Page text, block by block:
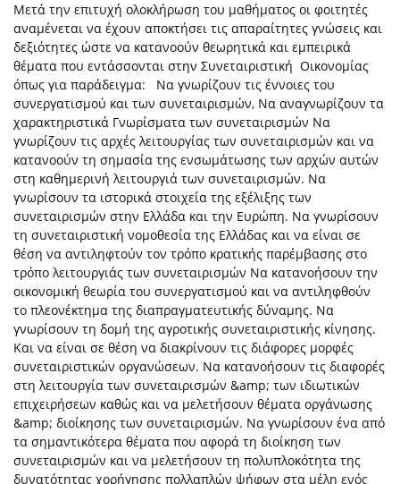
Μετά την επιτυχή ολοκλήρωση του μαθήματος οι φοιτητές
αναμένεται να έχουν αποκτήσει τις απαραίτητες γνώσεις και
δεξιότητες ώστε να κατανοούν θεωρητικά και εμπειρικά
θέματα που εντάσσονται στην Συνεταιριστική Οικονομίας
όπως για παράδειγμα: Να γνωρίζουν τις έννοιες του
συνεργατισμού και των συνεταιρισμών, Να αναγνωρίζουν τα
χαρακτηριστικά Γνωρίσματα των συνεταιρισμών Να
γνωρίζουν τις αρχές λειτουργίας των συνεταιρισμών και να
κατανοούν τη σημασία της ενσωμάτωσης των αρχών αυτών
στη καθημερινή λειτουργιά των συνεταιρισμών. Να
γνωρίσουν τα ιστορικά στοιχεία της εξέλιξης των
συνεταιρισμών στην Ελλάδα και την Ευρώπη. Να γνωρίσουν
τη συνεταιριστική νομοθεσία της Ελλάδας και να είναι σε
θέση να αντιληφτούν τον τρόπο κρατικής παρέμβασης στο
τρόπο λειτουργιάς των συνεταιρισμών Να κατανοήσουν την
οικονομική θεωρία του συνεργατισμού και να αντιληφθούν
το πλεονέκτημα της διαπραγματευτικής δύναμης. Να
γνωρίσουν τη δομή της αγροτικής συνεταιριστικής κίνησης.
Και να είναι σε θέση να διακρίνουν τις διάφορες μορφές
συνεταιριστικών οργανώσεων. Να κατανοήσουν τις διαφορές
στη λειτουργία των συνεταιρισμών &amp; των ιδιωτικών
επιχειρήσεων καθώς και να μελετήσουν θέματα οργάνωσης
&amp; διοίκησης των συνεταιρισμών. Να γνωρίσουν ένα από
τα σημαντικότερα θέματα που αφορά τη διοίκηση των
συνεταιρισμών και να μελετήσουν τη πολυπλοκότητα της
δυνατότητας χορήγησης πολλαπλών ψήφων στα μέλη ενός